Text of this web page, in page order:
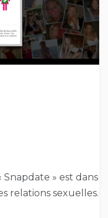
» est dans
relations sexuelles.